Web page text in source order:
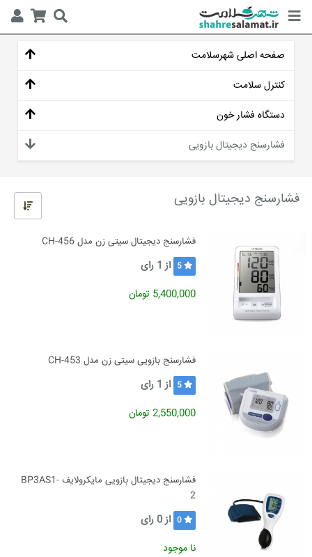
صفحه اصلی شهرسلامت
کنترل سلامت
دستگاه فشار خون
فشارسنج دیجیتال بازویی
فشارسنج دیجیتال بازویی
فشارسنج دیجیتال سیتی زن مدل CH-456
5 از 1 رای
5,400,000 تومان
فشارسنج بازويی سيتی زن مدل CH-453
5 از 1 رای
2,550,000 تومان
فشارسنج دیجیتال بازویی مایکرولایف BP3AS1-
2
0 از0 رای
نا موجود